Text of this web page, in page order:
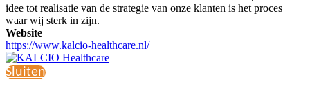
idee tot realisatie van de strategie van onze klanten is het proces
waar wij sterk in zijn.
Website
https://www.kalcio-healthcare.nl/
Sluiten